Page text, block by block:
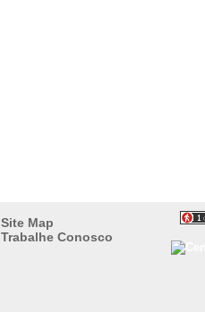
Site Map
Trabalhe Conosco